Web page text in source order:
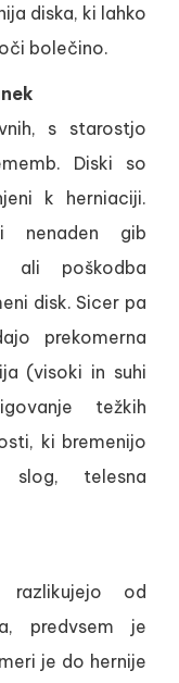
diska, ki lahko
bolečino.
s starostjo
Diski so
k herniaciji.
nenaden gib
ali poškodba
disk. Sicer pa
prekomerna
(visoki in suhi
težkih
ki bremenijo
slog, telesna
od
predvsem je
je do hernije